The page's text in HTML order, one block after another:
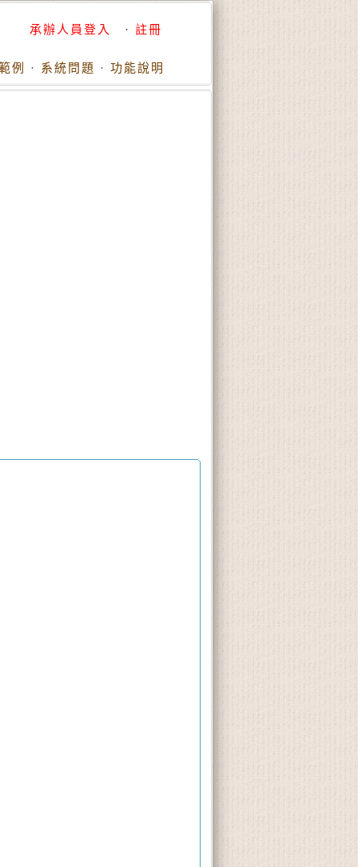
承辦人員登入 · 註冊
例 · 系統問題 · 功能說明